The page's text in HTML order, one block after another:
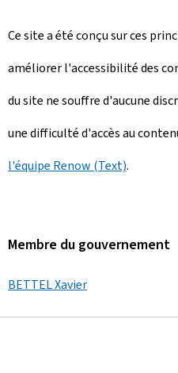
Ce site a été conçu sur ces
améliorer l'accessibilité des
du site ne souffre d'aucune
une difficulté d'accès au
l'équipe Renow (Text).
Membre du gouvernement
BETTEL Xavier